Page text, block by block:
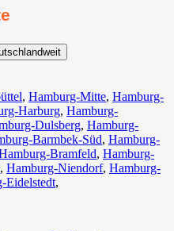
, Hamburg-Mitte, Hamburg-
Harburg, Hamburg-
Dulsberg, Hamburg-
Barmbek-Süd, Hamburg-
Bramfeld, Hamburg-
, Hamburg-Niendorf, Hamburg-
Eidelstedt,